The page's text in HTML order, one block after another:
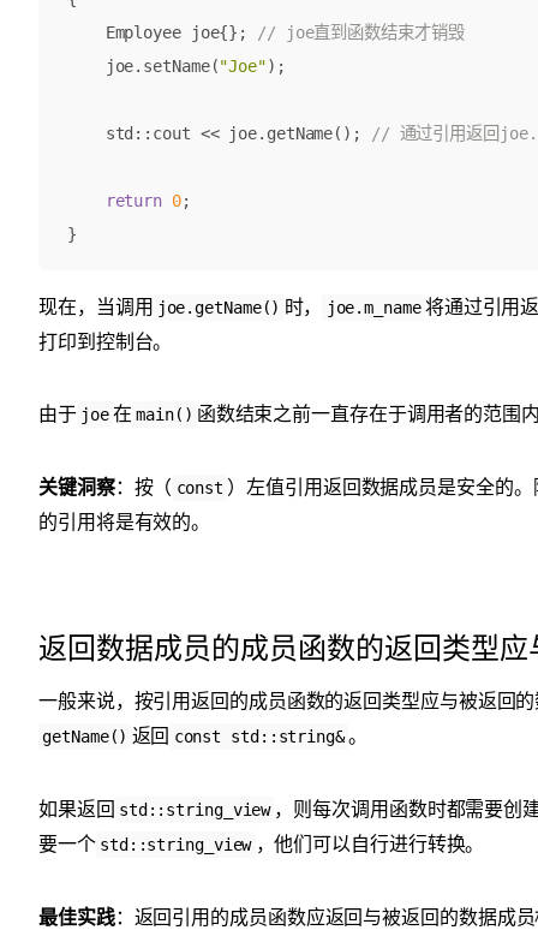
Employee
joe{};
// joe直到函数结束才销毁
joe. setName("Joe");
std :: cout << joe. getName();
return 0;
}
现在，当调用 joe.getName() 时， joe.m_name 将通过引用
打印到控制台。
由于 joe 在 main() 函数结束之前一直存在于调用者的范围
关键洞察：按（ const ）左值引用返回数据成员是安全的
的引用将是有效的。
返回数据成员的成员函数的返回类型
一般来说，按引用返回的成员函数的返回类型应与被返回
getName() 返回 const std::string& 。
如果返回 std::string_view ，则每次调用函数时都需要创
要一个 std::string_view ，他们可以自行进行转换。
最佳实践：返回引用的成员函数应返回与被返回的数据成